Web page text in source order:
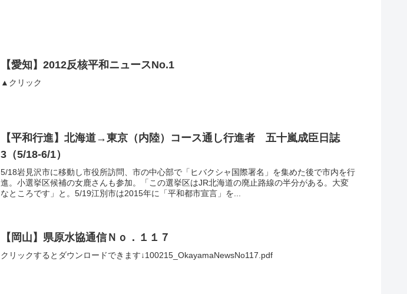
【愛知】2012反核平和ニュースNo.1
▲クリック
【平和行進】北海道→東京（内陸）コース通し行進者 五十嵐成臣日誌
3（5/18-6/1）
5/18岩見沢市に移動し市役所訪問、市の中心部で「ヒバクシャ国際署名」を集めた後で市内を行
進。小選挙区候補の女鹿さんも参加。「この選挙区はJR北海道の廃止路線の半分がある。大変
なところです」と。5/19江別市は2015年に「平和都市宣言」を...
【岡山】県原水協通信Ｎｏ．１１７
クリックするとダウンロードできます↓100215_OkayamaNewsNo117.pdf